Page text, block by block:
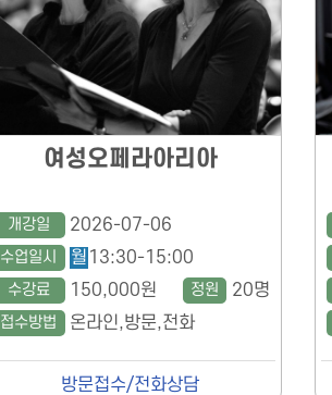
방문접수/전화상담
여성오페라아리아
개강일 2026-07-06
수업일시 월 13:30-15:00
수강료 150,000원 정원 20명
접수방법 온라인,방문,전화